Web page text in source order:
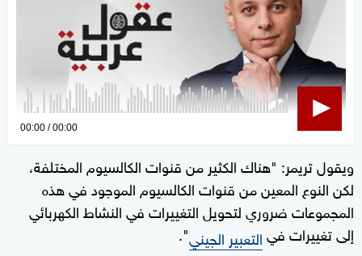
0
00:00 00:00
ويقول تريمر: "هناك الكثير من قنوات الكالسيوم المختلفة،
لكن النوع المعين من قنوات الكالسيوم الموجود في هذه
المجموعات ضروري لتحويل التغييرات في النشاط الكهربائي
إلى تغييرات فيالتعبير الجيني".